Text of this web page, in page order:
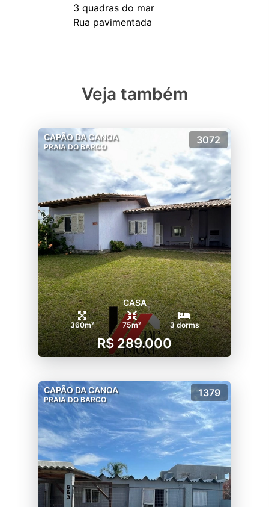
3 quadras do mar
Veja também
CAPÃO DA CANOA
PRAIA DO BARCO
3072
CASA
360m² 75m² 3 dorms
R$ 289.000
CAPÃO DA CANOA
PRAIA DO BARCO
1379